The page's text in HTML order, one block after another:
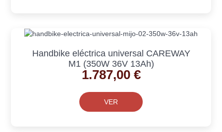
Handbike eléctrica universal CAREWAY
M1 (350W 36V 13Ah)
1.787,00 €
VER